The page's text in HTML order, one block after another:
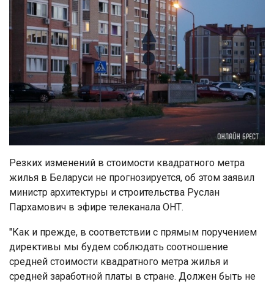
Резких изменений в стоимости квадратного метра
жилья в Беларуси не прогнозируется, об этом заявил
министр архитектуры и строительства Руслан
Пархамович в эфире телеканала ОНТ.
"Как и прежде, в соответствии с прямым поручением
директивы мы будем соблюдать соотношение
средней стоимости квадратного метра жилья и
средней заработной платы в стране. Должен быть не